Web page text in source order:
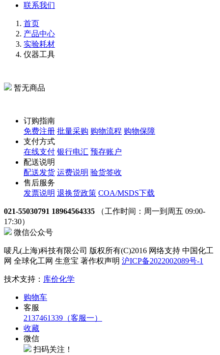
联系我们
首页
产品中心
实验耗材
仪器工具
暂无商品
订购指南
免费注册 批量采购 购物流程 购物保障
支付方式
在线支付 银行电汇 预存账户
配送说明
配送发货 运费说明 验货签收
售后服务
发票说明 退换货政策 COA/MSDS下载
021-55030791 18964564335
（工作时间：周一到周五 09:00-
17:30）
微信公众号
唛凡(上海)科技有限公司 版权所有(C)2016 网络支持 中国化工
网 全球化工网 生意宝 著作权声明 沪ICP备2022002089号-1
技术支持： 库价化学
购物车
客服
2137461339（客服一）
收藏
微信
扫码关注！